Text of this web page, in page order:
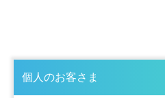
個人のお客さま